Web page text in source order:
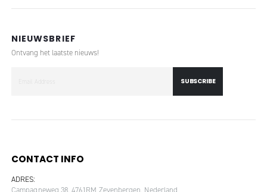
NIEUWSBRIEF
Ontvang het laatste nieuws!
SUBSCRIBE
CONTACT INFO
ADRES:
Campagneweg 38, 4761RM Zevenbergen, Nederland